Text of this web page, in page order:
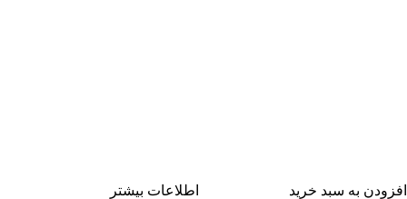
افزودن به سبد خرید اطلاعات بیشتر